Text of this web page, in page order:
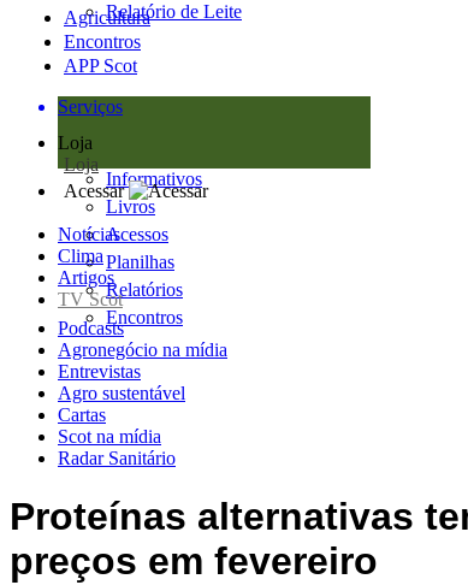
Relatório de Leite
Agricultura
Encontros
APP Scot
Serviços
Loja
Loja
Informativos
Livros
Acessos
Planilhas
Relatórios
Encontros
Acessar
Notícias
Clima
Artigos
TV Scot
Podcasts
Agronegócio na mídia
Entrevistas
Agro sustentável
Cartas
Scot na mídia
Radar Sanitário
Proteínas alternativas
preços em fevereiro